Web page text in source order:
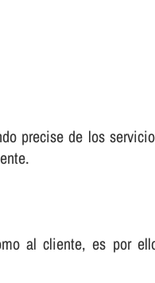
precise de los
al cliente, es por